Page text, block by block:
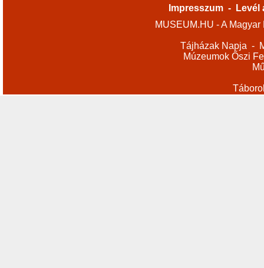
Impresszum -
Levél
MUSEUM.HU - A
Tájházak Napja -
Múzeumok Őszi